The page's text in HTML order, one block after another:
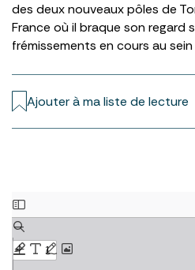
des deux nouveaux pôles de
France où il braque son regard
frémissements en cours au
Ajouter à ma liste de lecture